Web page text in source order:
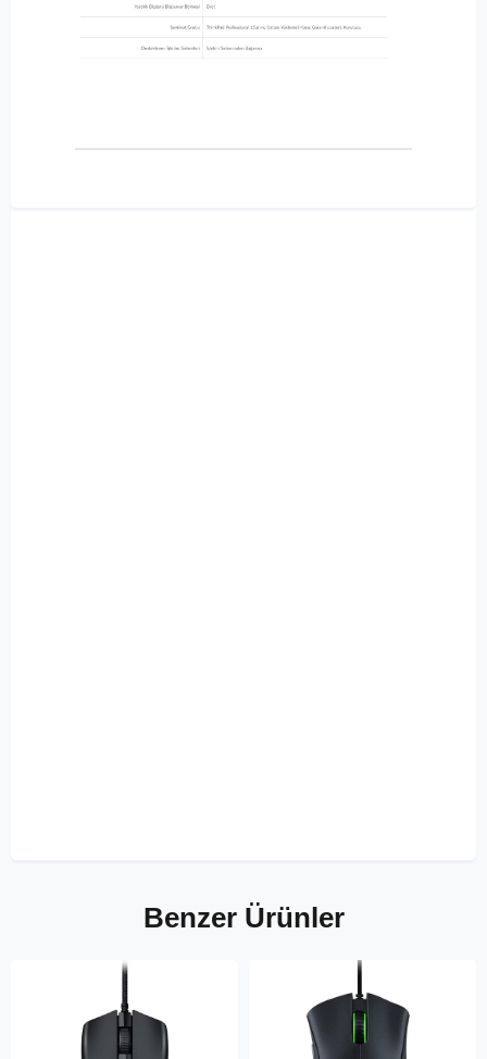
Benzer Ürünler